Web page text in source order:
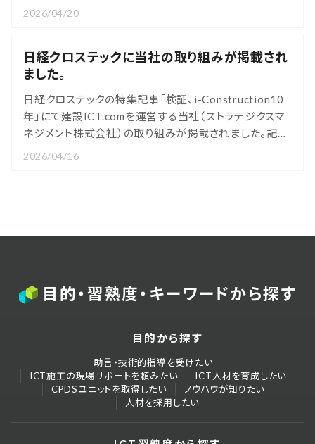
みが掲載されました。誌面では、当社がサポートしていま
ション 2026年4月号
2026/04/20
日経クロステックに当社の取り組みが掲載され
ました。
日経クロステックの特集記事「検証、i-Construction10
年」にて建設ICT.comを運営する当社（ストラテジクスマ
ネジメント株式会社）の取り組みが掲載されました。記事
では、当社がサポートしています「ICT建設株式会社」の
2026/04/16
目的・習熟度・キーワードから探す
目的から探す
助言・技術的指導を受けたい
ICT施工の現場サポートを頼みたい
ICT人材を育成したい
CPDSユニットを取得したい
ノウハウが知りたい
人材を採用したい